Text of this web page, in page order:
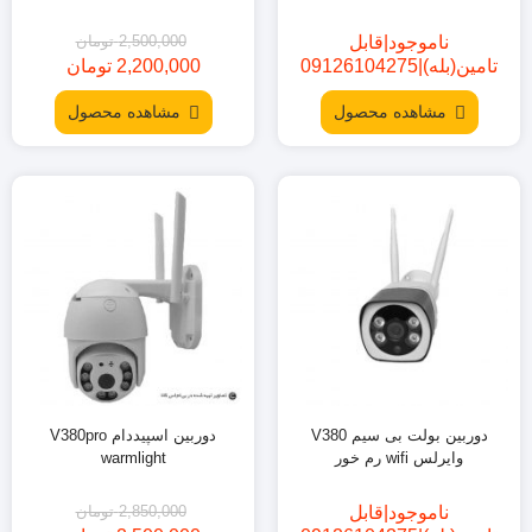
ناموجود|قابل
تامین(بله)|09126104275
مشاهده محصول
2,500,000 تومان
قیمت
اصلی:
2,500,000
2,200,000 تومان
قیمت
فعلی:
2,200,000
مشاهده محصول
دوربین بولت بی سیم V380
وایرلس wifi رم خور
ناموجود|قابل
دوربین اسپیددام V380pro
warmlight
2,850,000 تومان